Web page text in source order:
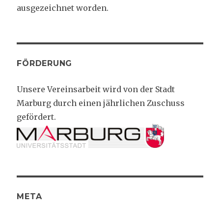
ausgezeichnet worden.
FÖRDERUNG
Unsere Vereinsarbeit wird von der Stadt
Marburg durch einen jährlichen Zuschuss
gefördert.
META